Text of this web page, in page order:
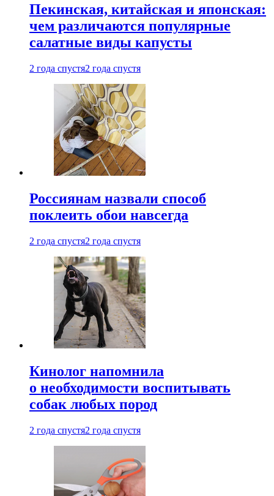
Пекинская, китайская и японская:
чем различаются популярные
салатные виды капусты
2 года спустя2 года спустя
Россиянам назвали способ
поклеить обои навсегда
2 года спустя2 года спустя
Кинолог напомнила
о необходимости воспитывать
собак любых пород
2 года спустя2 года спустя